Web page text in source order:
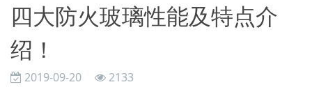
四大防火玻璃性能及特点介
绍！
2019-09-20 2133